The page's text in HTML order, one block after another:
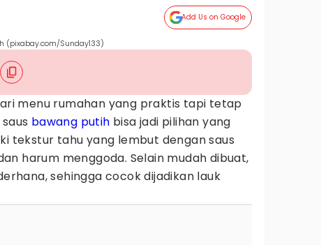
Add Us on Google
Sunday133)
menu rumahan yang praktis tapi tetap
bawang putih bisa jadi pilihan yang
tekstur tahu yang lembut dengan saus
harum menggoda. Selain mudah dibuat,
sehingga cocok dijadikan lauk